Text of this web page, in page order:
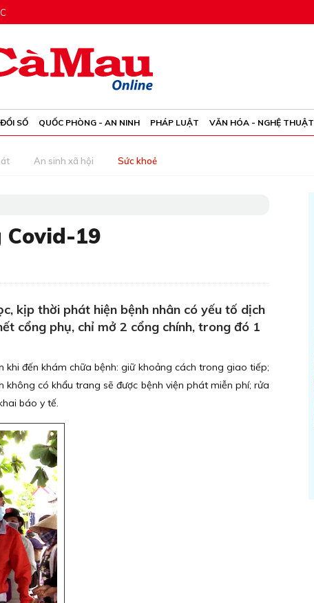
SỐ QUỐC PHÒNG - AN NINH PHÁP LUẬT VĂN HÓA - NGHỆ THUẬT
An sinh xã hội Sức khoẻ
Covid-19
kịp thời phát hiện bệnh nhân có yếu tố dịch
cổng phụ, chỉ mở 2 cổng chính, trong đó 1
đến khám chữa bệnh: giữ khoảng cách trong giao tiếp;
có khẩu trang sẽ được bệnh viện phát miễn phí; rửa
báo y tế.